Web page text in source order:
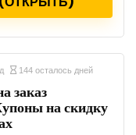
144 осталось дней
заказ
на скидку